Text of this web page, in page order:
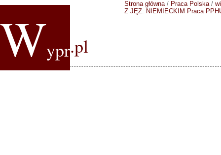
Wypr.pl
Strona główna/ Praca Polska/
Z JĘZ. NIEMIECKIM Praca